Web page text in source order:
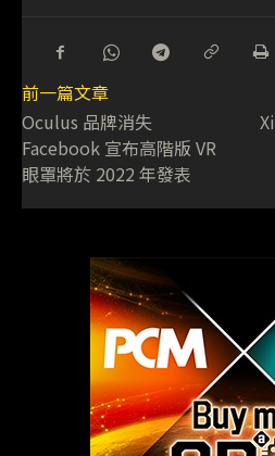
前一篇文章
Oculus 品牌消失
Facebook 宣布高階版 VR
眼罩將於 2022 年發表